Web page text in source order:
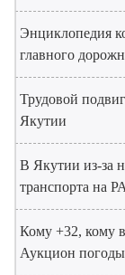
Энциклопедия
главного
Трудовой
Якутии
В Якутии из-за
транспорта на
Кому +32, кому
Аукцион